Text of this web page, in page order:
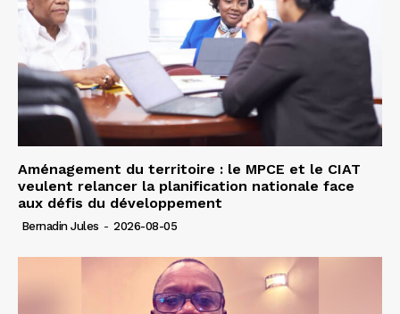
Aménagement du territoire : le MPCE et le CIAT
veulent relancer la planification nationale face
aux défis du développement
Bernadin Jules - 2026-08-05